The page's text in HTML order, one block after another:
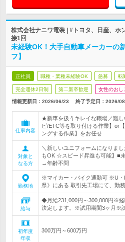
株式会社ナニワ電装 | #トヨタ、日産、ホ
接1回
未経験OK！大手自動車メーカーの
フ】
正社員 職種・業種未経験OK 急募 転
完全週休2日制 第二新卒歓迎 女性のおし
情報更新日：2026/06/23 終了予定日： 2026/
仕事内容
★新車を扱うキレイな職場／難
ビ/ETC等を取り付ける作業】or
ングする作業】をお任せ
対象と
なる方
＼新しいユニフォームになりま
もOK ☆スピード昇進も可能】
→年齢不問
勤務地
※マイカー・バイク通勤可 ※U・
県》にある 取引先工場にて、勤
給与
◆月給231,000円～300,000円※経
決定します。※試用期間3ヶ月※
初年度
年収
300万円～600万円